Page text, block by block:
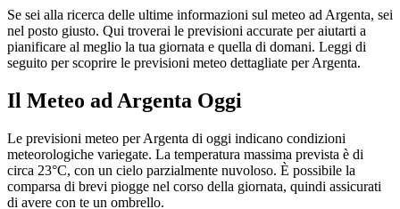
Se sei alla ricerca delle ultime informazioni sul meteo ad Argenta, sei
nel posto giusto. Qui troverai le previsioni accurate per aiutarti a
pianificare al meglio la tua giornata e quella di domani. Leggi di
seguito per scoprire le previsioni meteo dettagliate per Argenta.
Il Meteo ad Argenta Oggi
Le previsioni meteo per Argenta di oggi indicano condizioni
meteorologiche variegate. La temperatura massima prevista è di
circa 23°C, con un cielo parzialmente nuvoloso. È possibile la
comparsa di brevi piogge nel corso della giornata, quindi assicurati
di avere con te un ombrello.